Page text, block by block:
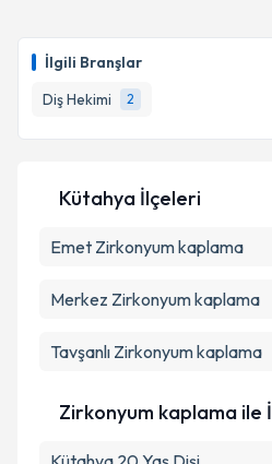
İlgili Branşlar
Diş Hekimi
2
Kütahya İlçeleri
Emet Zirkonyum kaplama
Merkez Zirkonyum kaplama
Tavşanlı Zirkonyum kaplama
Zirkonyum kaplama ile